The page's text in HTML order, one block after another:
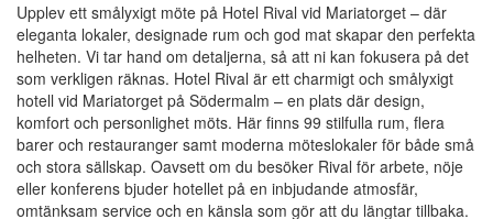
Upplev ett smålyxigt möte på Hotel Rival vid Mariatorget – där
eleganta lokaler, designade rum och god mat skapar den perfekta
helheten. Vi tar hand om detaljerna, så att ni kan fokusera på det
som verkligen räknas. Hotel Rival är ett charmigt och smålyxigt
hotell vid Mariatorget på Södermalm – en plats där design,
komfort och personlighet möts. Här finns 99 stilfulla rum, flera
barer och restauranger samt moderna möteslokaler för både små
och stora sällskap. Oavsett om du besöker Rival för arbete, nöje
eller konferens bjuder hotellet på en inbjudande atmosfär,
omtänksam service och en känsla som gör att du längtar tillbaka.